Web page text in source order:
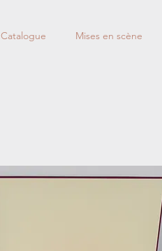
Catalogue Mises en scène